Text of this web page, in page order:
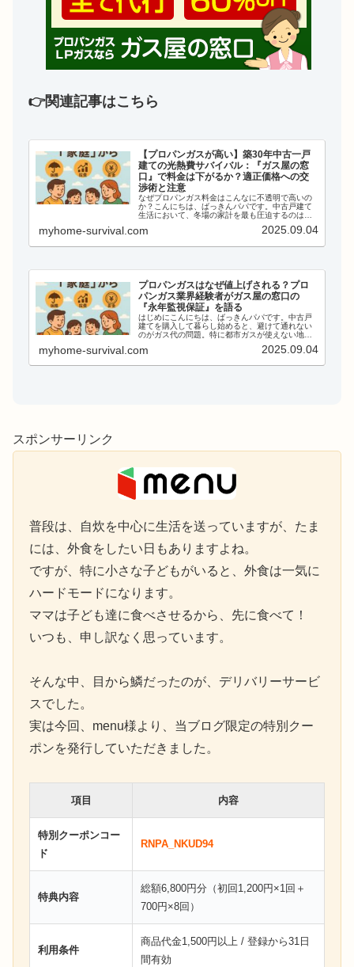
👉関連記事はこちら
【プロパンガスが高い】築30年中古一戸
建ての光熱費サバイバル：『ガス屋の窓
口』で料金は下がるか？適正価格への交
渉術と注意
なぜプロパンガス料金はこんなに不透明で高いの
か？こんにちは、ばっきんパパです。中古戸建て
生活において、冬場の家計を最も圧迫するのは
ロパンガスは自由料金であり、業者によって価格
myhome-survival.com 2025.09.04
プロパンガスはなぜ値上げされる？プロ
パンガス業界経験者がガス屋の窓口の
『永年監視保証』を語る
はじめにこんにちは、ばっきんパパです。中古戸
建てを購入して暮らし始めると、避けて通れない
のがガス代の問題。特に都市ガスが使えない地域
が多いですよね。しかし、ここでよく聞く声が、
myhome-survival.com 2025.09.04
スポンサーリンク
普段は、自炊を中心に生活を送っていますが、たま
には、外食をしたい日もありますよね。
ですが、特に小さな子どもがいると、外食は一気に
ハードモードになります。
ママは子ども達に食べさせるから、先に食べて！
いつも、申し訳なく思っています。
そんな中、目から鱗だったのが、デリバリーサービ
スでした。
実は今回、menu様より、当ブログ限定の特別クー
ポンを発行していただきました。
項目 内容
特別クーポンコー
ド
RNPA_NKUD94
特典内容
総額6,800円分（初回1,200円×1回＋
700円×8回）
利用条件
商品代金1,500円以上 / 登録から31日
間有効